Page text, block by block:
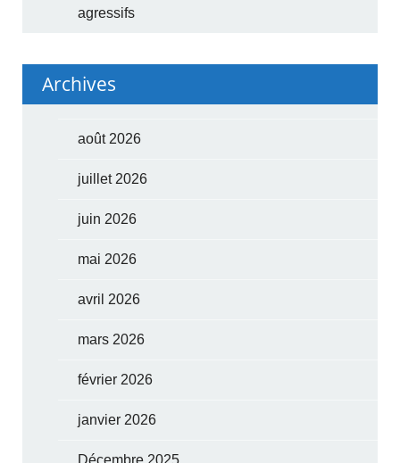
agressifs
Archives
août 2026
juillet 2026
juin 2026
mai 2026
avril 2026
mars 2026
février 2026
janvier 2026
Décembre 2025